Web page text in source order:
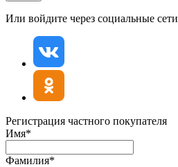
Или войдите через социальные сети
Регистрация частного покупателя
Имя*
Фамилия*